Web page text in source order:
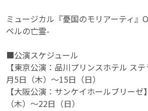
ミュージカル『憂国のモリアーティ』
ペルの亡霊-
■公演スケジュール
【東京公演：品川プリンスホテル ス
月5日（木）～15日（日）
【大阪公演：サンケイホールブリー
（木）～22日（日）